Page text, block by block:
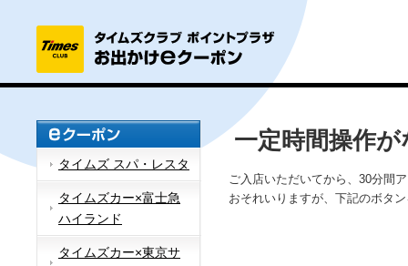
タイムズ スパ・レスタ
タイムズカー×富士急
ハイランド
タイムズカー×東京サ
一定時間操作
ご入店いただいてから、30分間
おそれいりますが、下記のボタ